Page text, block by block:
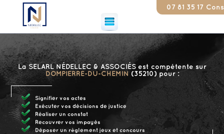
07 81 35 17 79
La SELARL NÉDELLEC & ASSOCIÉS est compétente sur
DOMPIERRE-DU-CHEMIN (35210) pour :
Signifier vos actes
Exécuter vos décisions de justice
Réaliser un constat
Recouvrer vos impayés
Déposer un règlement jeux et concours